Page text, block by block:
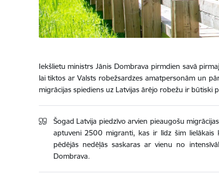
Iekšlietu ministrs Jānis Dombrava pirmdien savā
lai tiktos ar Valsts robežsardzes amatpersonām un
migrācijas spiediens uz Latvijas ārējo robežu ir būtiski
Šogad Latvija piedzīvo arvien pieaugošu
aptuveni 2500 migranti, kas ir līdz šim lielākais
pēdējās nedēļās saskaras ar vienu no
Dombrava.